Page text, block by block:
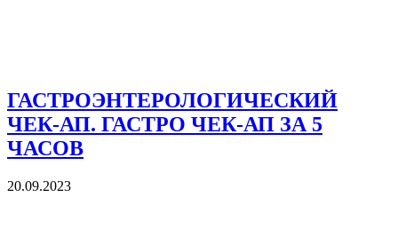
ГАСТРОЭНТЕРОЛОГИЧЕСКИЙ
ЧЕК-АП. ГАСТРО ЧЕК-АП ЗА 5
ЧАСОВ
20.09.2023